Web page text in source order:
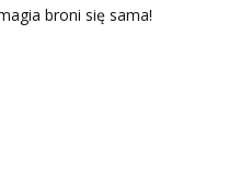
broni się sama!